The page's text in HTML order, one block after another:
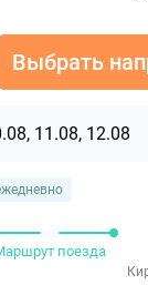
Выбрать
11.08, 12.08
поезда